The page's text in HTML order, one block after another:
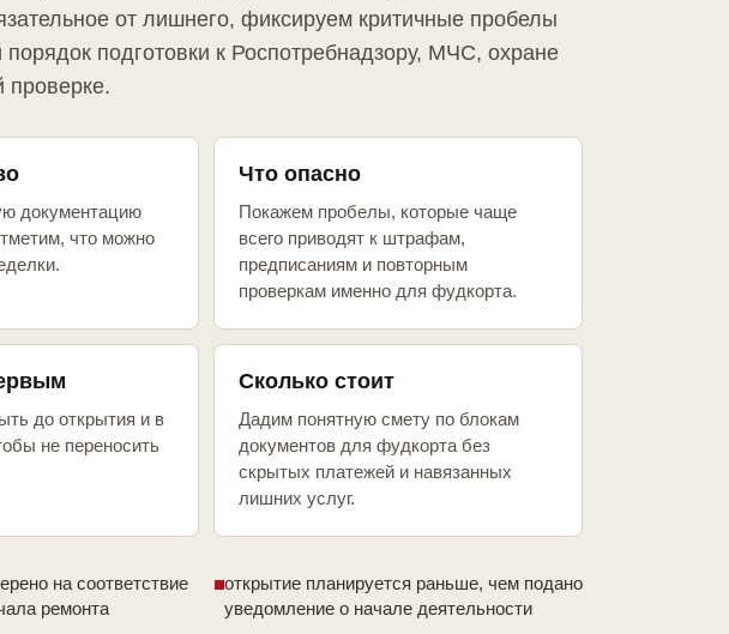
от лишнего, фиксируем критичные пробелы
подготовки к Роспотребнадзору, МЧС, охране
проверке.
документацию
что можно
Что опасно
Покажем пробелы, которые чаще
всего приводят к штрафам,
предписаниям и повторным
проверкам именно для фудкорта.
до открытия и в
не переносить
Сколько стоит
Дадим понятную смету по блокам
документов для фудкорта без
скрытых платежей и навязанных
лишних услуг.
на соответствие
ремонта
открытие планируется раньше, чем подано
уведомление о начале деятельности